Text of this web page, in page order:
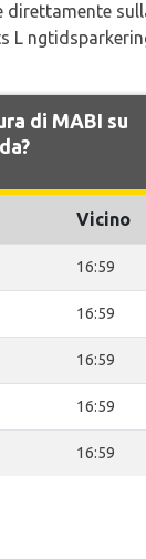
direttamente
L
di MABI su
Vicino
16:59
16:59
16:59
16:59
16:59